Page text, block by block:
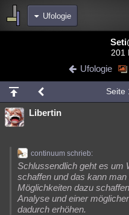
Ufologie
Chat Wiki Neuigkeiten
meine Rubriken
Menschen
Natur Umfragen
weitere Rubriken
Philosophie Träume Orte
201
Ufologie
Seite
Libertin
continuum schrieb:
Schlussendlich geht es um
schaffen und das kann
Möglichkeiten dazu
Analyse und einer
dadurch erhöhen.